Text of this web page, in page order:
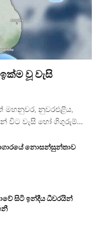
වූ වැසි
මහනුවර, නුවරඑළිය,
විට වැසි හෝ ගිගුරුම්…
නොසන්සුන්තාව
සිටි ඉන්දීය ධීවරයින්